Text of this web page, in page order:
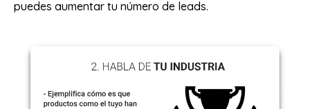
puedes aumentar tu número de leads.